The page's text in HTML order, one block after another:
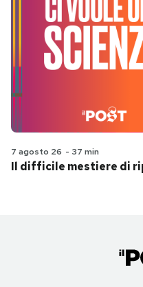
7 agosto 26 - 37 min
Il difficile mestiere di